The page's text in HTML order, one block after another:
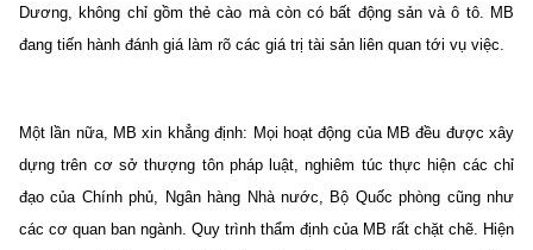
Dương, không chỉ gồm thẻ cào mà còn có bất động sản và ô tô. MB
đang tiến hành đánh giá làm rõ các giá trị tài sản liên quan tới vụ việc.
Một lần nữa, MB xin khẳng định: Mọi hoạt động của MB đều được xây
dựng trên cơ sở thượng tôn pháp luật, nghiêm túc thực hiện các chỉ
đạo của Chính phủ, Ngân hàng Nhà nước, Bộ Quốc phòng cũng như
các cơ quan ban ngành. Quy trình thẩm định của MB rất chặt chẽ. Hiện